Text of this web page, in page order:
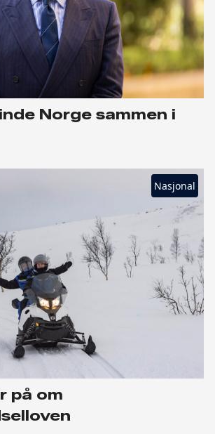
Norge sammen i
Nasjonal
på om